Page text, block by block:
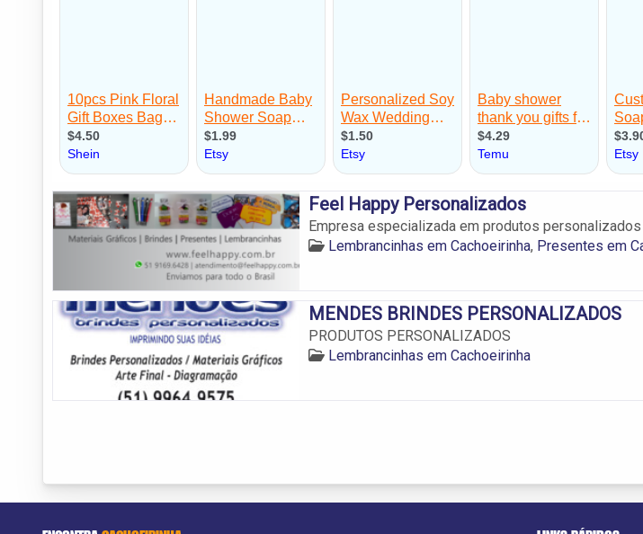
Feel Happy Personalizados
Empresa especializada em produtos
Lembrancinhas em Cachoeirinha, Presentes em
MENDES BRINDES PERSONALIZADOS
PRODUTOS PERSONALIZADOS
Lembrancinhas em Cachoeirinha